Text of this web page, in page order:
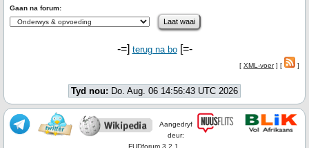
Gaan na forum:
-=] terug na bo[=-
[ XML-voer] [ ]
Tyd nou: Do. Aug. 06 14:56:43 UTC 2026
Aangedryf
deur:
FUDforum 3.2.1.